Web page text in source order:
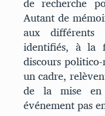
Autant de
aux différents
identifiés, à la
discours
un cadre,
de la mise
événement pas